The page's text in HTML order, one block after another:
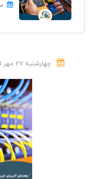
چهارشنبه 27 مهر 1401